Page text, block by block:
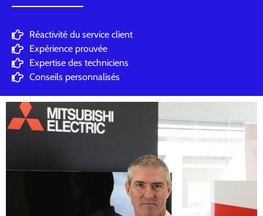
Réactivité du service client
Expérience prouvée
Expertise des techniciens
Conseils personnalisés